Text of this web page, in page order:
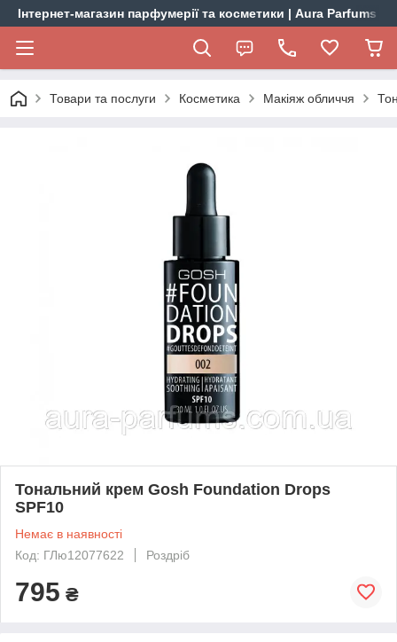
Інтернет-магазин парфумерії та косметики | Aura Parfums
Товари та послуги Косметика Макіяж обличчя
Тональний крем Gosh Foundation Drops
SPF10
Немає в наявності
Код: ГЛю12077622
Роздріб
795 ₴